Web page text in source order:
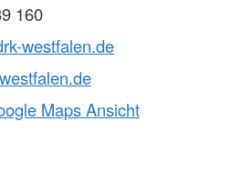
160
westfalen.de
Maps Ansicht